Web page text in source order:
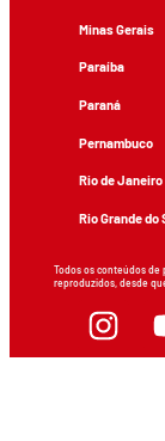
Minas Gerais
Paraíba
Paraná
Pernambuco
Rio de Janeiro
Rio Grande do
Todos os conteúdos de
reproduzidos, desde